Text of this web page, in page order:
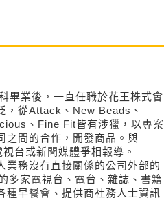
畢業後，一直任職於花王株式會
，從Attack、New Beads、
、Fine Fit皆有涉獵，以專案
之間的合作，開發商品。與
台或新聞媒體爭相報導。
業務沒有直接關係的公司外部的
多家電視台、電台、雜誌、書籍
種早餐會、提供商社務人士資訊